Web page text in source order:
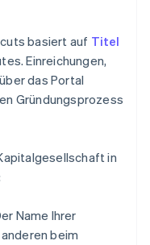
basiert auf Titel
Einreichungen,
das Portal
Gründungsprozess
in
Name Ihrer
beim